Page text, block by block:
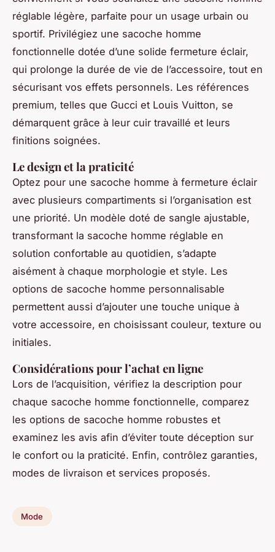
réglable légère, parfaite pour un usage urbain ou
sportif. Privilégiez une sacoche homme
fonctionnelle dotée d’une solide fermeture éclair,
qui prolonge la durée de vie de l’accessoire, tout en
sécurisant vos effets personnels. Les références
premium, telles que Gucci et Louis Vuitton, se
démarquent grâce à leur cuir travaillé et leurs
finitions soignées.
Le design et la praticité
Optez pour une sacoche homme à fermeture éclair
avec plusieurs compartiments si l’organisation est
une priorité. Un modèle doté de sangle ajustable,
transformant la sacoche homme réglable en
solution confortable au quotidien, s’adapte
aisément à chaque morphologie et style. Les
options de sacoche homme personnalisable
permettent aussi d’ajouter une touche unique à
votre accessoire, en choisissant couleur, texture ou
initiales.
Considérations pour l’achat en ligne
Lors de l’acquisition, vérifiez la description pour
chaque sacoche homme fonctionnelle, comparez
les options de sacoche homme robustes et
examinez les avis afin d’éviter toute déception sur
le confort ou la praticité. Enfin, contrôlez garanties,
modes de livraison et services proposés.
Mode